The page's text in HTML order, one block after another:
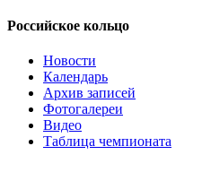
Российское кольцо
Новости
Календарь
Архив записей
Фотогалереи
Видео
Таблица чемпионата